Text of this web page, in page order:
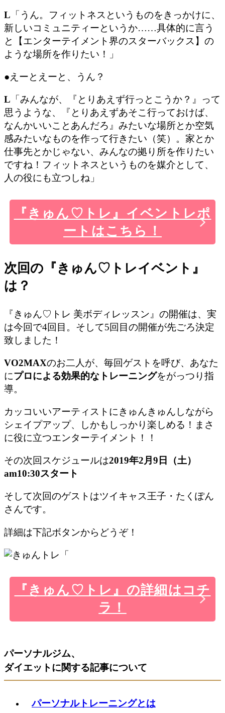
L 「うん。フィットネスというものをきっかけに、
新しいコミュニティーというか……具体的に言う
と
【エンターテイメント界のスターバックス】の
ような場所を作りたい！
」
●えーとえーと、うん？
L 「みんなが、『とりあえず行っとこうか？』って
思うような、
『とりあえずあそこ行っておけば、
なんかいいことあんだろ』みたいな場所とか空気
感みたいなものを作って行きたい（笑） 。家とか
仕事先とかじゃない、 みんなの拠り所を作りたい
ですね！フィットネスというものを媒介として、
人の役にも立つしね」
『きゅん♡トレ』イベントレポ
ートはこちら！
次回の『きゅん♡トレイベント』
は？
『きゅん♡トレ 美ボディレッスン』 の開催は、実
は今回で4回目。そして5回目の開催が先ごろ決定
致しました！
VO2MAXのお二人が、毎回ゲストを呼び、あなた
にプロによる効果的なトレーニングをがっつり指
導。
カッコいいアーティストにきゅんきゅんしながら
シェイプアップ、しかもしっかり楽しめる！まさ
に役に立つエンターテイメント！！
その次回スケジュールは2019年2月9日（土）
am10:30スタート
そして次回のゲストはツイキャス王子・たくぽん
さんです。
詳細は下記ボタンからどうぞ！
『きゅん♡トレ』の詳細はコチ
ラ！
パーソナルジム、
ダイエットに関する記事について
パーソナルトレーニングとは